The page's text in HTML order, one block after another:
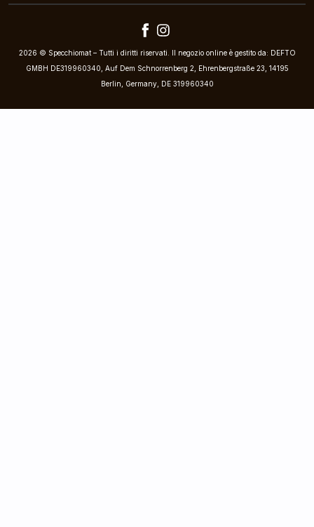
2026 © Specchiomat – Tutti i diritti riservati. Il negozio online è gestito da: DEFTO
GMBH DE319960340, Auf Dem Schnorrenberg 2, Ehrenbergstraße 23, 14195
Berlin, Germany, DE 319960340